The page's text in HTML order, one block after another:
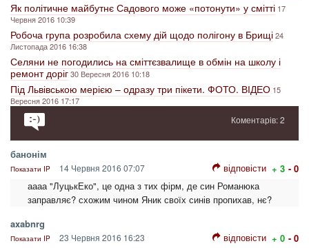
Як політичне майбутнє Садового може «потонути» у смітті 17
Червня 2016 10:39
Робоча група розробила схему дій щодо полігону в Брищі24
Листопада 2016 16:38
Селяни не погодились на сміттєзвалище в обмін на школу і
ремонт доріг30 Вересня 2016 10:18
Під Львівською мерією – одразу три пікети. ФОТО. ВІДЕО 15
Вересня 2016 17:17
Коментарів: 2
банонім
Показати IP 14 Червня 2016 07:07 відповісти + 3 - 0
аааа "ЛуцькЕко", це одна з тих фірм, де син Романюка
заправляє? схожим чином Яник своїх синів пропихав, нє?
axabnrg
Показати IP 23 Червня 2016 16:23 відповісти + 0 - 0